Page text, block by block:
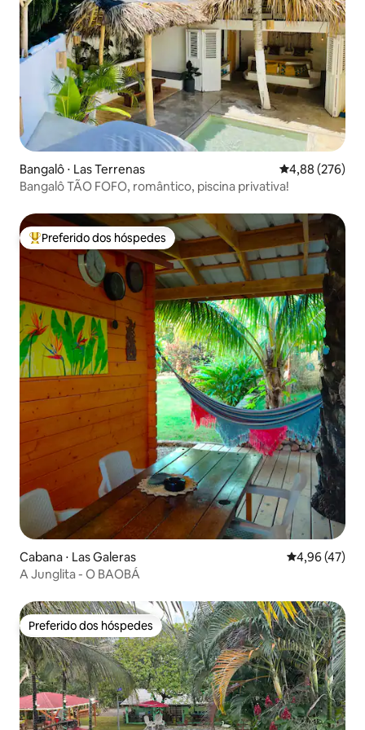
Bangalô ⋅ Las Terrenas 4,88 de uma
4,88 (276)
Bangalô TÃO FOFO, romântico, piscina privativa!
Entre os melhores preferidos dos hóspedes
Preferido dos hóspedes
Cabana ⋅ Las Galeras 4,96 de uma
4,96 (47)
A Junglita - O BAOBÁ
Preferido dos hóspedes
Preferido dos hóspedes